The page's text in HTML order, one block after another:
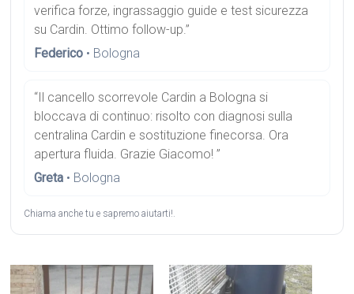
verifica forze, ingrassaggio guide e test sicurezza
su Cardin. Ottimo follow-up.”
Federico • Bologna
“Il cancello scorrevole Cardin a Bologna si
bloccava di continuo: risolto con diagnosi sulla
centralina Cardin e sostituzione finecorsa. Ora
apertura fluida. Grazie Giacomo! ”
Greta • Bologna
Chiama anche tu e sapremo aiutarti!.